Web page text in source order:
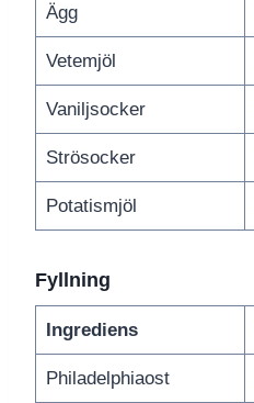
Ägg
Vetemjöl
Vaniljsocker
Strösocker
Potatismjöl
Fyllning
Ingrediens
Philadelphiaost